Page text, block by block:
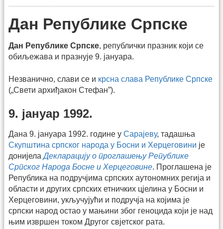
Дан Републике Српске
Дан Републике Српске, републички празник који се
обиљежава и празнује 9. јануара.
Незванично, слави се и крсна слава Републике Српске
(„Свети архиђакон Стефан”).
9. јануар 1992.
Дана 9. јануара 1992. године у Сарајеву, тадашња
Скупштина српског народа у Босни и Херцеговини је
донијелаДекларацију о проглашењу Републике
Српског Народа Босне и Херцеговине. Проглашена је
Република на подручјима српских аутономних регија и
области и других српских етничких цјелина у Босни и
Херцеговини, укључујући и подручја на којима је
српски народ остао у мањини због геноцида који је над
њим извршен током Другог свјетског рата.